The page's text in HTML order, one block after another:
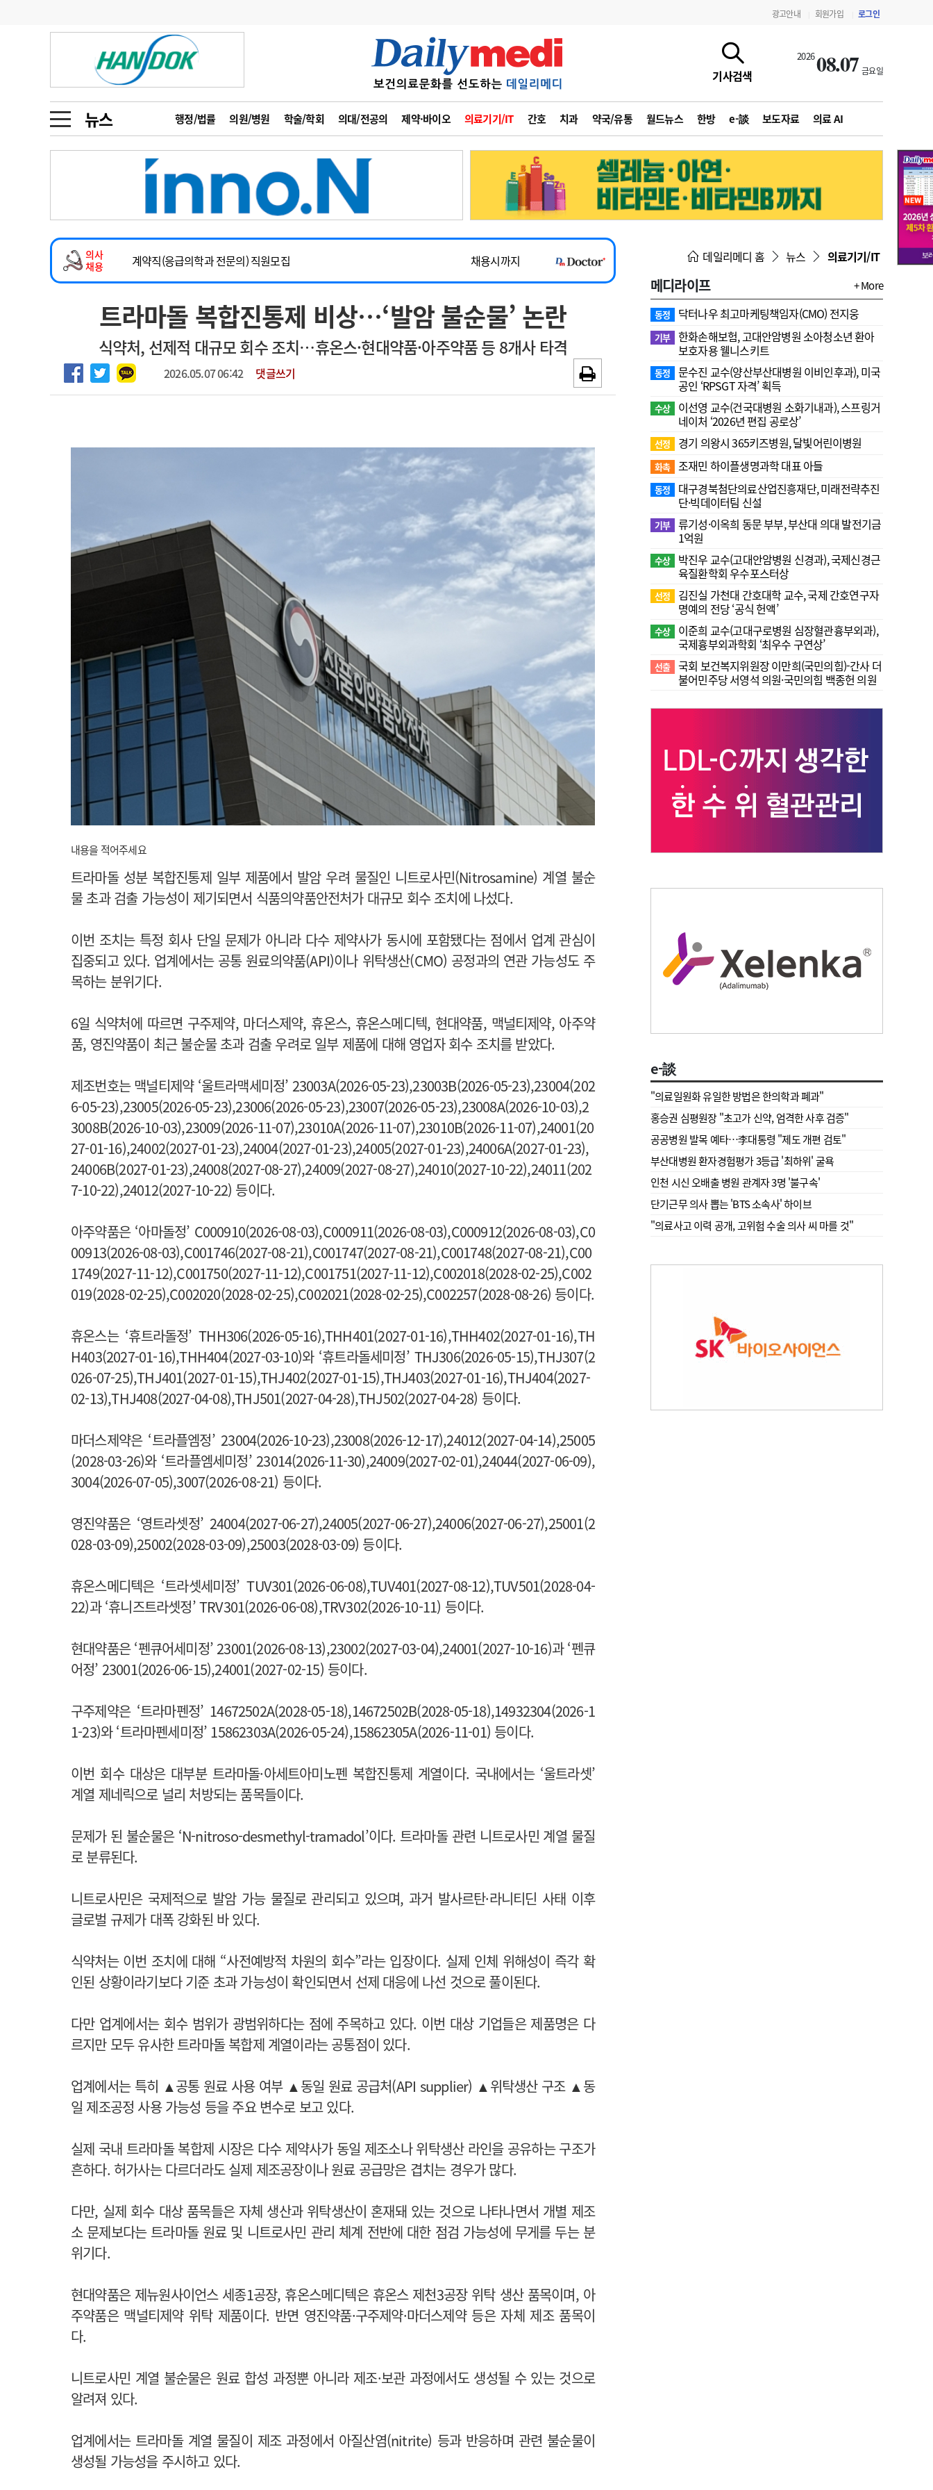
광고안내 회원가입 로그인
기사검색
202608.07 금요일
뉴스 행정/법률 의원/병원 학술/학회 의대/전공의 제약·바이오 의료기기/IT 간호 치과 약국/유통 월드뉴스 한방 e-談 보도자료 의료 AI
금주의 검색어
1
의사인력 수급 추계
3
AI의료
4
전공의 모집 결과
6
관리급여 실시
지필공 지원책
수련환경 개선
의과대학 입시
인사 사고
오피니언 수첩
인물 초대석 피플
동영상뉴스
포토뉴스
메디 Hospital 지역병원 중소병원
인포메이션 행정처분 판례 정책/통계 공시 지침·기준·평가 약제급여 심사 결과
고객센터 회사소개 법적고지 광고안내
의사
채용
2026년 하반기 인턴 모집
~2026-08-31
마취통증의학과 임기제 임상의사 채용
채용시까지
계약직(응급의학과 전문의) 직원모집
채용시까지
하반기 전공의(레지던트1년차) 모집
~2026-08-15
2026년 하반기 인턴 모집
~2026-08-31
마취통증의학과 임기제 임상의사 채용
채용시까지
트라마돌 복합진통제 비상…‘발암 불순물’ 논란
식약처, 선제적 대규모 회수 조치…휴온스·현대약품·아주약품 등 8개사 타격
2026.05.07 06:42 댓글쓰기
내용을 적어주세요
트라마돌 성분 복합진통제 일부 제품에서 발암 우려 물질인 니트로사민(Nitrosamine) 계열 불순
물 초과 검출 가능성이 제기되면서 식품의약품안전처가 대규모 회수 조치에 나섰다.
이번 조치는 특정 회사 단일 문제가 아니라 다수 제약사가 동시에 포함됐다는 점에서 업계 관심이
집중되고 있다. 업계에서는 공통 원료의약품(API)이나 위탁생산(CMO) 공정과의 연관 가능성도 주
목하는 분위기다.
6일 식약처에 따르면 구주제약, 마더스제약, 휴온스, 휴온스메디텍, 현대약품, 맥널티제약, 아주약
품, 영진약품이 최근 불순물 초과 검출 우려로 일부 제품에 대해 영업자 회수 조치를 받았다.
제조번호는 맥널티제약 ‘울트라맥세미정’ 23003A(2026-05-23),23003B(2026-05-23),23004(202
6-05-23),23005(2026-05-23),23006(2026-05-23),23007(2026-05-23),23008A(2026-10-03),2
3008B(2026-10-03),23009(2026-11-07),23010A(2026-11-07),23010B(2026-11-07),24001(20
27-01-16),24002(2027-01-23),24004(2027-01-23),24005(2027-01-23),24006A(2027-01-23),
24006B(2027-01-23),24008(2027-08-27),24009(2027-08-27),24010(2027-10-22),24011(202
7-10-22),24012(2027-10-22) 등이다.
아주약품은 ‘아마돌정’ C000910(2026-08-03),C000911(2026-08-03),C000912(2026-08-03),C0
00913(2026-08-03),C001746(2027-08-21),C001747(2027-08-21),C001748(2027-08-21),C00
1749(2027-11-12),C001750(2027-11-12),C001751(2027-11-12),C002018(2028-02-25),C002
019(2028-02-25),C002020(2028-02-25),C002021(2028-02-25),C002257(2028-08-26) 등이다.
휴온스는 ‘휴트라돌정’ THH306(2026-05-16),THH401(2027-01-16),THH402(2027-01-16),TH
H403(2027-01-16),THH404(2027-03-10)와 ‘휴트라돌세미정’ THJ306(2026-05-15),THJ307(2
026-07-25),THJ401(2027-01-15),THJ402(2027-01-15),THJ403(2027-01-16),THJ404(2027-
02-13),THJ408(2027-04-08),THJ501(2027-04-28),THJ502(2027-04-28) 등이다.
마더스제약은 ‘트라플엠정’ 23004(2026-10-23),23008(2026-12-17),24012(2027-04-14),25005
(2028-03-26)와 ‘트라플엠세미정’ 23014(2026-11-30),24009(2027-02-01),24044(2027-06-09),
3004(2026-07-05),3007(2026-08-21) 등이다.
영진약품은 ‘영트라셋정’ 24004(2027-06-27),24005(2027-06-27),24006(2027-06-27),25001(2
028-03-09),25002(2028-03-09),25003(2028-03-09) 등이다.
휴온스메디텍은 ‘트라셋세미정’ TUV301(2026-06-08),TUV401(2027-08-12),TUV501(2028-04-
22)과 ‘휴니즈트라셋정’ TRV301(2026-06-08),TRV302(2026-10-11) 등이다.
현대약품은 ‘펜큐어세미정’ 23001(2026-08-13),23002(2027-03-04),24001(2027-10-16)과 ‘펜큐
어정’ 23001(2026-06-15),24001(2027-02-15) 등이다.
구주제약은 ‘트라마펜정’ 14672502A(2028-05-18),14672502B(2028-05-18),14932304(2026-1
1-23)와 ‘트라마펜세미정’ 15862303A(2026-05-24),15862305A(2026-11-01) 등이다.
이번 회수 대상은 대부분 트라마돌·아세트아미노펜 복합진통제 계열이다. 국내에서는 ‘울트라셋’
계열 제네릭으로 널리 처방되는 품목들이다.
문제가 된 불순물은 ‘N-nitroso-desmethyl-tramadol’이다. 트라마돌 관련 니트로사민 계열 물질
로 분류된다.
니트로사민은 국제적으로 발암 가능 물질로 관리되고 있으며, 과거 발사르탄·라니티딘 사태 이후
글로벌 규제가 대폭 강화된 바 있다.
식약처는 이번 조치에 대해 “사전예방적 차원의 회수”라는 입장이다. 실제 인체 위해성이 즉각 확
인된 상황이라기보다 기준 초과 가능성이 확인되면서 선제 대응에 나선 것으로 풀이된다.
다만 업계에서는 회수 범위가 광범위하다는 점에 주목하고 있다. 이번 대상 기업들은 제품명은 다
르지만 모두 유사한 트라마돌 복합제 계열이라는 공통점이 있다.
업계에서는 특히 ▲공통 원료 사용 여부 ▲동일 원료 공급처(API supplier) ▲위탁생산 구조 ▲동
일 제조공정 사용 가능성 등을 주요 변수로 보고 있다.
실제 국내 트라마돌 복합제 시장은 다수 제약사가 동일 제조소나 위탁생산 라인을 공유하는 구조가
흔하다. 허가사는 다르더라도 실제 제조공장이나 원료 공급망은 겹치는 경우가 많다.
다만, 실제 회수 대상 품목들은 자체 생산과 위탁생산이 혼재돼 있는 것으로 나타나면서 개별 제조
소 문제보다는 트라마돌 원료 및 니트로사민 관리 체계 전반에 대한 점검 가능성에 무게를 두는 분
위기다.
현대약품은 제뉴원사이언스 세종1공장, 휴온스메디텍은 휴온스 제천3공장 위탁 생산 품목이며, 아
주약품은 맥널티제약 위탁 제품이다. 반면 영진약품·구주제약·마더스제약 등은 자체 제조 품목이
다.
니트로사민 계열 불순물은 원료 합성 과정뿐 아니라 제조·보관 과정에서도 생성될 수 있는 것으로
알려져 있다.
업계에서는 트라마돌 계열 물질이 제조 과정에서 아질산염(nitrite) 등과 반응하며 관련 불순물이
생성될 가능성을 주시하고 있다.
데일리메디 홈 뉴스 의료기기/IT
메디라이프 + More
동정 닥터나우 최고마케팅책임자(CMO) 전지웅
기부 한화손해보험, 고대안암병원 소아청소년 환아
보호자용 웰니스키트
동정
문수진 교수( 양산부산대병원 이비인후과), 미국
공인 ‘RPSGT 자격’ 획득
수상
이선영 교수(건국대병원 소화기내과), 스프링거
네이처 ‘2026년 편집 공로상’
선정 경기 의왕시 365키즈병원, 달빛어린이병원
화촉 조재민 하이플생명과학 대표 아들
동정
대구경북첨단의료산업진흥재단, 미래전략추진
단·빅데이터팀 신설
기부 류기성·이옥희 동문 부부, 부산대 의대 발전기금
1억원
수상
박진우 교수(고대안암병원 신경과), 국제신경근
육질환학회 우수포스터상
선정
김진실 가천대 간호대학 교수, 국제 간호연구자
명예의 전당 ‘공식 헌액’
수상
이준희 교수(고대구로병원 심장혈관흉부외과),
국제흉부외과학회 ‘최우수 구연상’
선출 국회 보건복지위원장 이만희(국민의힘)-간사 더
불어민주당 서영석 의원·국민의힘 백종헌 의원
e-談
"의료일원화 유일한 방법은 한의학과 폐과"
홍승권 심평원장 " 초고가 신약, 엄격한 사후 검증"
공공병원 발목 예타…李대통령 "제도 개편 검토"
부산대병원 환자경험평가 3등급 '최하위' 굴욕
인천 시신 오배출 병원 관계자 3명 '불구속'
단기근무 의사 뽑는 'BTS 소속사' 하이브
"의료사고 이력 공개, 고위험 수술 의사 씨 마를 것"